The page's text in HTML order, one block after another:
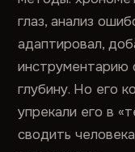
глаз, анализ
адаптировал,
инструментарию
глубину. Но его
упрекали его в
сводить